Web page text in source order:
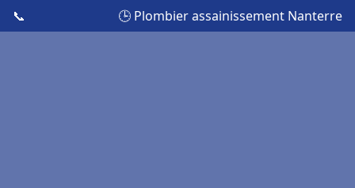
📞 🕒 Plombier assainissement Nanterre